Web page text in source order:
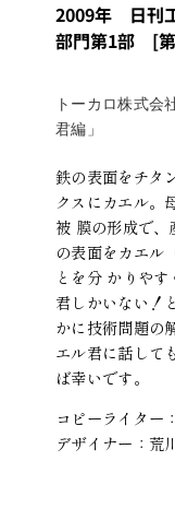
2009年 日刊
部門第1部 [
トーカロ株式
君編」
鉄の表面をチタ
クスにカエル。
被 膜の形成で
の表面をカエル
とを分 かりやす
君しかいない！
かに技術問題の
エル君に話して
ば幸いです。
コピーライター
デザイナー：荒